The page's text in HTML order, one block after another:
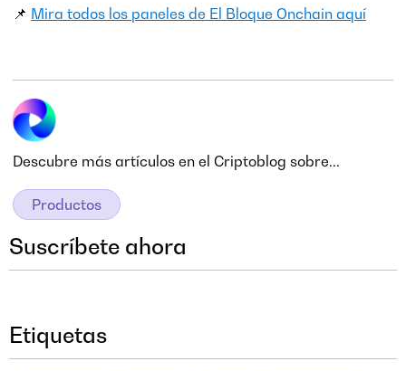
📌 Mira todos los paneles de El Bloque Onchain aquí
Descubre más artículos en el Criptoblog sobre...
Productos
Suscríbete ahora
Etiquetas